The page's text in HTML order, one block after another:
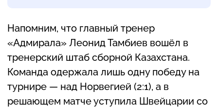
Напомним, что главный тренер
«Адмирала» Леонид Тамбиев вошёл в
тренерский штаб сборной Казахстана.
Команда одержала лишь одну победу на
турнире — над Норвегией (2:1), а в
решающем матче уступила Швейцарии со